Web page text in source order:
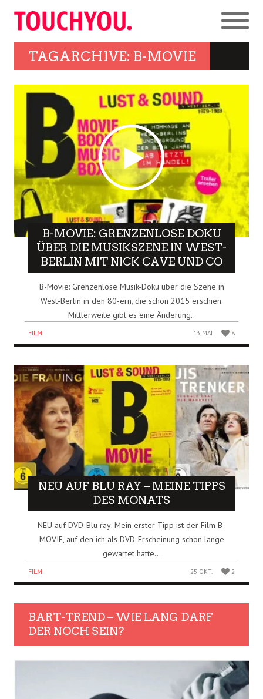
TAGARCHIVE: B-MOVIE
B-MOVIE: GRENZENLOSE DOKU
ÜBER DIE MUSIKSZENE IN WEST-
BERLIN MIT NICK CAVE UND CO
B-Movie: Grenzenlose Musik-Doku über die Szene in
West-Berlin in den 80-ern, die schon 2015 erschien.
Mittlerweile gibt es eine Änderung..
FILM 13 MAI 8
NEU AUF BLU RAY – MEINE TIPPS
DES MONATS
NEU auf DVD-Blu ray: Mein erster Tipp ist der Film B-
MOVIE, auf den ich als DVD-Erscheinung schon lange
gewartet hatte...
FILM 25 OKT. 2
BART-TREND – WIE LANG DARF
DER NOCH SEIN?